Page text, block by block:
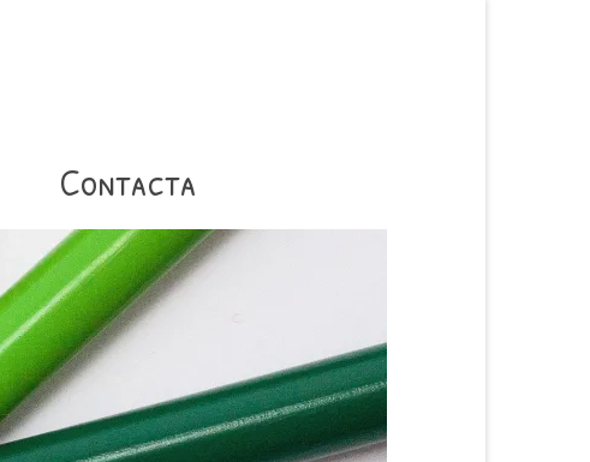
Contacta